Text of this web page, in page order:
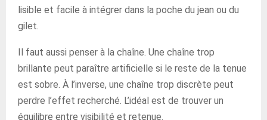
lisible et facile à intégrer dans la poche du jean ou du
gilet.
Il faut aussi penser à la chaîne. Une chaîne trop
brillante peut paraître artificielle si le reste de la tenue
est sobre. À l’inverse, une chaîne trop discrète peut
perdre l’effet recherché. L’idéal est de trouver un
équilibre entre visibilité et retenue.